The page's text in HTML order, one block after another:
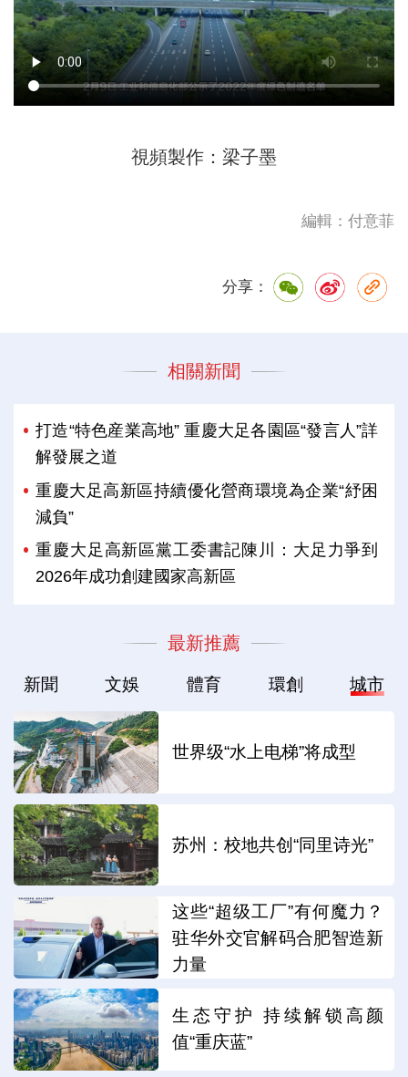
視頻製作：梁子墨
編輯：付意菲
分享：
相關新聞
打造“特色産業高地” 重慶大足各園區“發言人”詳
解發展之道
重慶大足高新區持續優化營商環境為企業“紓困
減負”
重慶大足高新區黨工委書記陳川：大足力爭到
2026年成功創建國家高新區
最新推薦
新聞 文娛 體育 環創 城市
世界级“水上电梯”将成型
苏州：校地共创“同里诗光”
这些“超级工厂”有何魔力？
驻华外交官解码合肥智造新
力量
生态守护 持续解锁高颜
值“重庆蓝”